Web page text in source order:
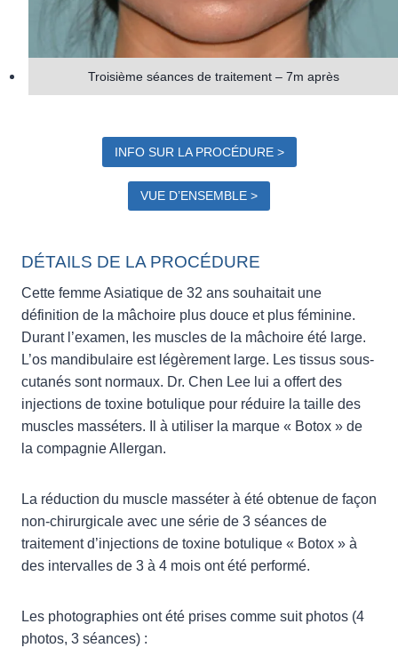
Troisième séances de traitement – 7m après
INFO SUR LA PROCÉDURE >
VUE D’ENSEMBLE >
DÉTAILS DE LA PROCÉDURE
Cette femme Asiatique de 32 ans souhaitait une
définition de la mâchoire plus douce et plus féminine.
Durant l’examen, les muscles de la mâchoire été large.
L’os mandibulaire est légèrement large. Les tissus sous-
cutanés sont normaux. Dr. Chen Lee lui a offert des
injections de toxine botulique pour réduire la taille des
muscles masséters. Il à utiliser la marque « Botox » de
la compagnie Allergan.
La réduction du muscle masséter à été obtenue de façon
non-chirurgicale avec une série de 3 séances de
traitement d’injections de toxine botulique « Botox » à
des intervalles de 3 à 4 mois ont été performé.
Les photographies ont été prises comme suit photos (4
photos, 3 séances) :